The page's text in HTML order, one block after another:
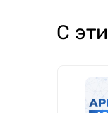
углем),
С